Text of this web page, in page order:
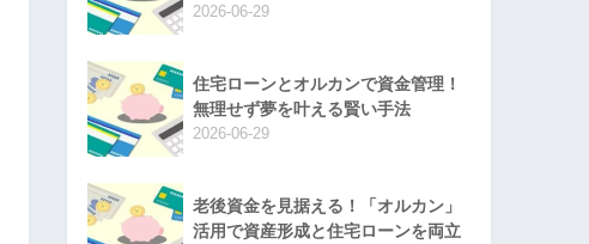
2026-06-29
住宅ローンとオルカンで資金管理！
無理せず夢を叶える賢い手法
2026-06-29
老後資金を見据える！「オルカン」
活用で資産形成と住宅ローンを両立